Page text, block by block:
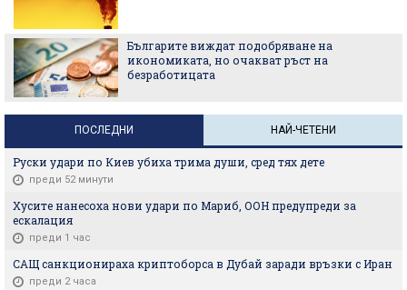
Българите виждат подобряване на
икономиката, но очакват ръст на
безработицата
ПОСЛЕДНИ НАЙ-ЧЕТЕНИ
Руски удари по Киев убиха трима души, сред тях дете
преди 52 минути
Хусите нанесоха нови удари по Мариб, ООН предупреди за
ескалация
преди 1 час
САЩ санкционираха криптоборса в Дубай заради връзки с Иран
преди 2 часа